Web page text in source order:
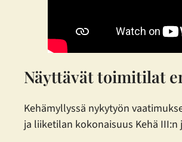
Näyttävät toimitilat
Kehämyllyssä nykytyön
ja liiketilan kokonaisuus Kehä